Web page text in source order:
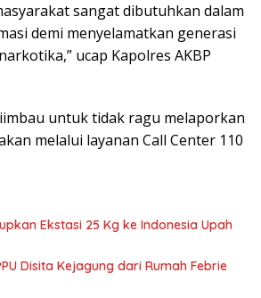
sangat dibutuhkan dalam
demi menyelamatkan generasi
ucap Kapolres AKBP
untuk tidak ragu melaporkan
melalui layanan Call Center 110
Ekstasi 25 Kg ke Indonesia Upah
Disita Kejagung dari Rumah Febrie